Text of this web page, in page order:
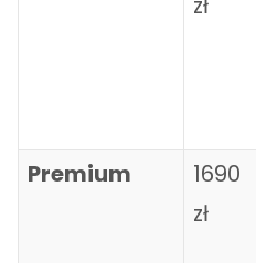
Premium
1690
zł